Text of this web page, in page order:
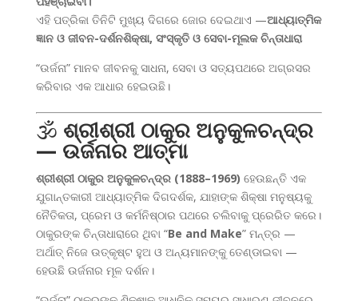
ଏହି ପତ୍ରିକା ତିନିଟି ମୁଖ୍ୟ ଦିଗରେ ଜୋର ଦେଇଥାଏ —ଆଧ୍ୟାତ୍ମିକ
ଜ୍ଞାନ ଓ ଜୀବନ-ଦର୍ଶନଶିକ୍ଷା, ସଂସ୍କୃତି ଓ ସେବା-ମୂଲକ ଚିନ୍ତାଧାରା
“ଉର୍ଜନା” ମାନବ ଜୀବନକୁ ସାଧନା, ସେବା ଓ ସତ୍ୟପଥରେ ଅଗ୍ରସର
କରିବାର ଏକ ଆଧାର ହେଇଉଛି।
🕉️ ଶ୍ରୀଶ୍ରୀ ଠାକୁର ଅନୁକୁଳଚନ୍ଦ୍ର
— ଉର୍ଜନାର ଆତ୍ମା
ଶ୍ରୀଶ୍ରୀ ଠାକୁର ଅନୁକୁଳଚନ୍ଦ୍ର (1888–1969) ହେଉଛନ୍ତି ଏକ
ଯୁଗାନ୍ତକାରୀ ଆଧ୍ୟାତ୍ମିକ ଦିଗଦର୍ଶକ, ଯାହାଙ୍କ ଶିକ୍ଷା ମନୁଷ୍ୟକୁ
ନୈତିକତା, ପ୍ରେମ ଓ କର୍ମନିଷ୍ଠାର ପଥରେ ଚଲିବାକୁ ପ୍ରେରିତ କରେ।
ଠାକୁରଙ୍କ ଚିନ୍ତାଧାରାରେ ଥିବା “Be and Make” ମନ୍ତ୍ର —
ଅର୍ଥାତ୍ ନିଜେ ଉତ୍କୃଷ୍ଟ ହୁଅ ଓ ଅନ୍ୟମାନଙ୍କୁ ତେଣ୍ଡାଇବା —
ହେଉଛି ଉର୍ଜନାର ମୂଳ ଦର୍ଶନ।